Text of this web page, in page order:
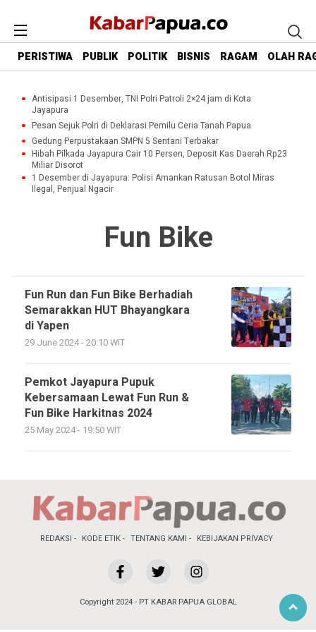
PERISTIWA PUBLIK POLITIK BISNIS RAGAM OLAH
Antisipasi 1 Desember, TNI Polri Patroli 2×24 jam di Kota
Jayapura
Pesan Sejuk Polri di Deklarasi Pemilu Ceria Tanah Papua
Gedung Perpustakaan SMPN 5 Sentani Terbakar
Hibah Pilkada Jayapura Cair 10 Persen, Deposit Kas Daerah Rp23
Miliar Disorot
1 Desember di Jayapura: Polisi Amankan Ratusan Botol Miras
Ilegal, Penjual Ngacir
Fun Bike
Fun Run dan Fun Bike Berhadiah
Semarakkan HUT Bhayangkara
di Yapen
29 June 2024 - 20:10 WIT
Pemkot Jayapura Pupuk
Kebersamaan Lewat Fun Run &
Fun Bike Harkitnas 2024
25 May 2024 - 19:50 WIT
REDAKSI KODE ETIK TENTANG KAMI KEBIJAKAN PRIVACY
Copyright 2024 - PT KABAR PAPUA GLOBAL